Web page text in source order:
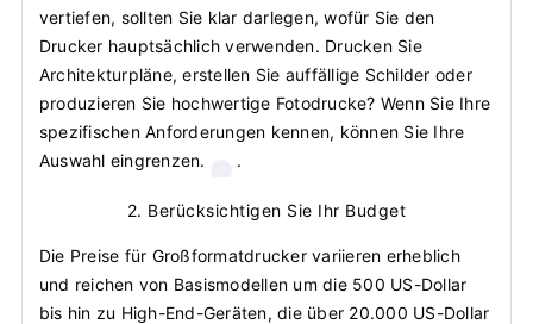
vertiefen, sollten Sie klar darlegen, wofür Sie den
Drucker hauptsächlich verwenden. Drucken Sie
Architekturpläne, erstellen Sie auffällige Schilder oder
produzieren Sie hochwertige Fotodrucke? Wenn Sie Ihre
spezifischen Anforderungen kennen, können Sie Ihre
Auswahl eingrenzen.
.
2. Berücksichtigen Sie Ihr Budget
Die Preise für Großformatdrucker variieren erheblich
und reichen von Basismodellen um die 500 US-Dollar
bis hin zu High-End-Geräten, die über 20.000 US-Dollar